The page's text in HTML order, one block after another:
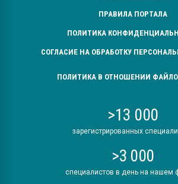
ПРАВИЛА ПОРТАЛА
ПОЛИТИКА
СОГЛАСИЕ НА ОБРАБОТКУ
ПОЛИТИКА В ОТНОШЕНИИ ФАЙЛОВ
>13 000
зарегистрированных
>3 000
специалистов в день на нашем